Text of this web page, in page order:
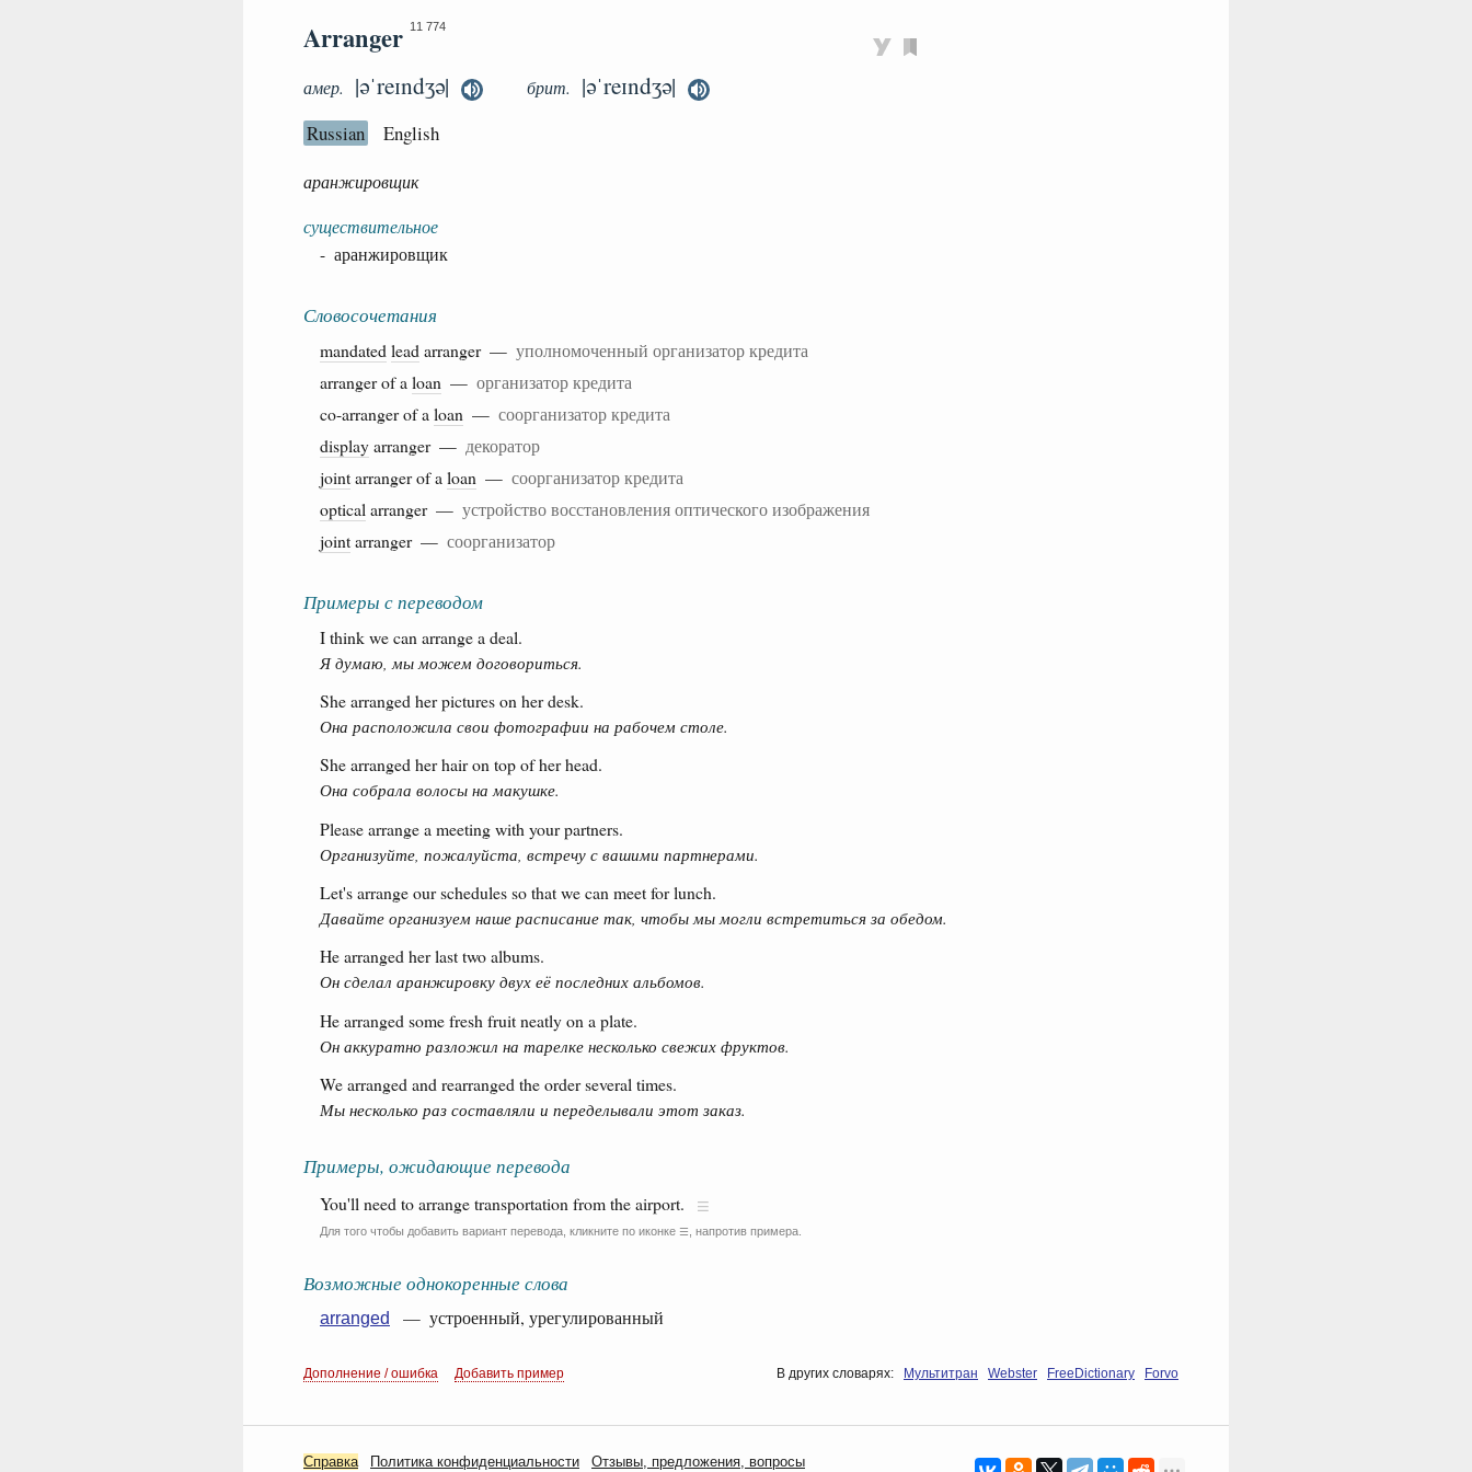
Arranger 11 774
амер. |əˈreɪndʒə| брит. |əˈreɪndʒə|
Russian English
аранжировщик
существительное
- аранжировщик
Словосочетания
mandated lead arranger — уполномоченный организатор кредита
arranger of a loan — организатор кредита
co-arranger of a loan — соорганизатор кредита
displayarranger — декоратор
jointarranger of a loan — соорганизатор кредита
optical arranger — устройство восстановления оптического изображения
jointarranger — соорганизатор
Примеры с переводом
I think we can arrange a deal.
Я думаю, мы можем договориться.
She arranged her pictures on her desk.
Она расположила свои фотографии на рабочем столе.
She arranged her hair on top of her head.
Она собрала волосы на макушке.
Please arrange a meeting with your partners.
Организуйте, пожалуйста, встречу с вашими партнерами.
Let's arrange our schedules so that we can meet for lunch.
Давайте организуем наше расписание так, чтобы мы могли встретиться за обедом.
He arranged her last two albums.
Он сделал аранжировку двух её последних альбомов.
He arranged some fresh fruit neatly on a plate.
Он аккуратно разложил на тарелке несколько свежих фруктов.
We arranged and rearranged the order several times.
Мы несколько раз составляли и переделывали этот заказ.
Примеры, ожидающие перевода
You'll need to arrange transportation from the airport.
Для того чтобы добавить вариант перевода, кликните по иконке ☰ , напротив примера.
Возможные однокоренные слова
arranged — устроенный, урегулированный
Дополнение / ошибка Добавить пример В других словарях: Мультитран Webster FreeDictionary Forvo
Справка Политика конфиденциальности Oтзывы, предложения, вопросы